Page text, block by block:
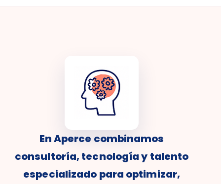
En Aperce combinamos
consultoría, tecnología y talento
especializado para optimizar,